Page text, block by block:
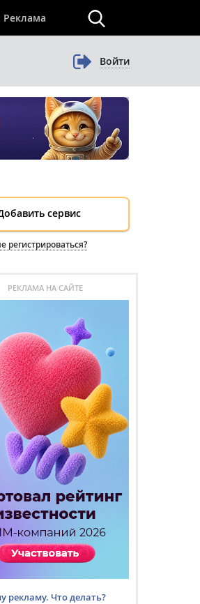
Реклама
Войти
сервис
регистрироваться?
РЕКЛАМА НА САЙТЕ
рекламу. Что делать?